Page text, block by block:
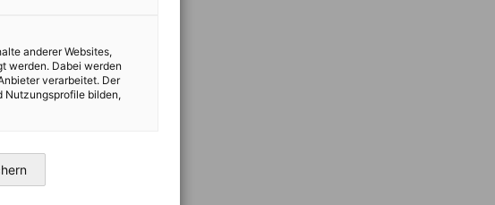
anderer Websites,
werden. Dabei werden
verarbeitet. Der
Nutzungsprofile bilden,